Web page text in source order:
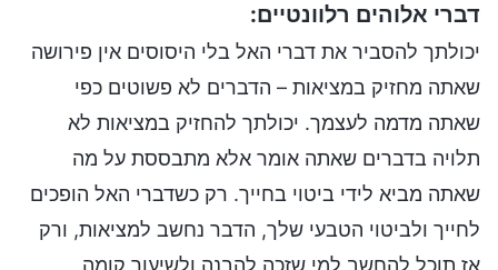
דברי אלוהים רלוונטיים:
יכולתך להסביר את דברי האל בלי היסוסים אין פירושה
שאתה מחזיק במציאות – הדברים לא פשוטים כפי
שאתה מדמה לעצמך. יכולתך להחזיק במציאות לא
תלויה בדברים שאתה אומר אלא מתבססת על מה
שאתה מביא לידי ביטוי בחייך. רק כשדברי האל הופכים
לחייך ולביטוי הטבעי שלך, הדבר נחשב למציאות, ורק
אז תוכל להחשב למי שזכה להבנה ולשיעור קומה